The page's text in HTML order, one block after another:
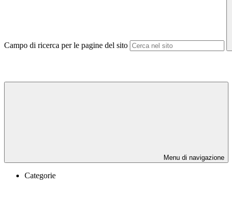
Campo di ricerca per le pagine del sito
Menu di navigazione
Categorie